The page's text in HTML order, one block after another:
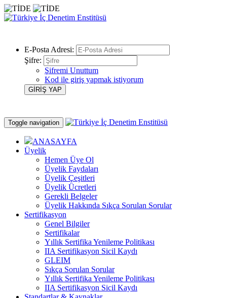
E-Posta Adresi:
Şifre:
Şifremi Unuttum
Kod ile giriş yapmak istiyorum
Toggle navigation
ANASAYFA
Üyelik
Hemen Üye Ol
Üyelik Faydaları
Üyelik Çeşitleri
Üyelik Ücretleri
Gerekli Belgeler
Üyelik Hakkında Sıkça Sorulan Sorular
Sertifikasyon
Genel Bilgiler
Sertifikalar
Yıllık Sertifika Yenileme Politikası
IIA Sertifikasyon Sicil Kaydı
GLEIM
Sıkça Sorulan Sorular
Yıllık Sertifika Yenileme Politikası
IIA Sertifikasyon Sicil Kaydı